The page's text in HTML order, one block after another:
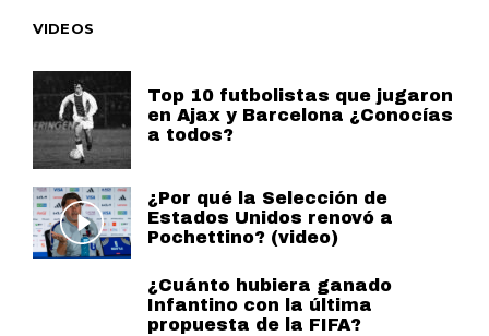
VIDEOS
Top 10 futbolistas que jugaron
en Ajax y Barcelona ¿Conocías
a todos?
¿Por qué la Selección de
Estados Unidos renovó a
Pochettino? (video)
¿Cuánto hubiera ganado
Infantino con la última
propuesta de la FIFA?